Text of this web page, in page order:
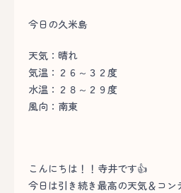
今日の久米島
天気：晴れ
気温：２６～３２度
水温：２８～２９度
風向：南東
こんにちは！！寺井です👍
今日は引き続き最高の天気＆コ